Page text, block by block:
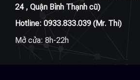
24 , Quận Bình Thạnh cũ)
Hotline: 0933.833.039(Mr. Thi)
Mở cửa: 8h-22h